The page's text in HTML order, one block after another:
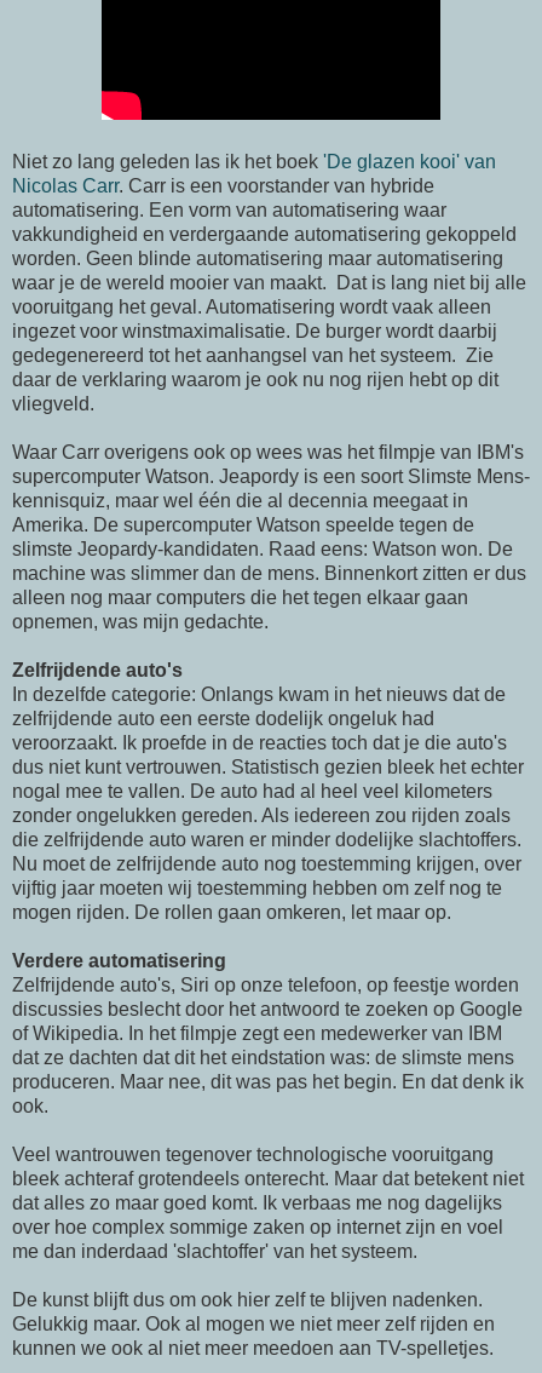
Niet zo lang geleden las ik het boek 'De glazen kooi' van
Nicolas Carr. Carr is een voorstander van hybride
automatisering. Een vorm van automatisering waar
vakkundigheid en verdergaande automatisering gekoppeld
worden. Geen blinde automatisering maar automatisering
waar je de wereld mooier van maakt. Dat is lang niet bij alle
vooruitgang het geval. Automatisering wordt vaak alleen
ingezet voor winstmaximalisatie. De burger wordt daarbij
gedegenereerd tot het aanhangsel van het systeem. Zie
daar de verklaring waarom je ook nu nog rijen hebt op dit
vliegveld.
Waar Carr overigens ook op wees was het filmpje van IBM's
supercomputer Watson. Jeapordy is een soort Slimste Mens-
kennisquiz, maar wel één die al decennia meegaat in
Amerika. De supercomputer Watson speelde tegen de
slimste Jeopardy-kandidaten. Raad eens: Watson won. De
machine was slimmer dan de mens. Binnenkort zitten er dus
alleen nog maar computers die het tegen elkaar gaan
opnemen, was mijn gedachte.
Zelfrijdende auto's
In dezelfde categorie: Onlangs kwam in het nieuws dat de
zelfrijdende auto een eerste dodelijk ongeluk had
veroorzaakt. Ik proefde in de reacties toch dat je die auto's
dus niet kunt vertrouwen. Statistisch gezien bleek het echter
nogal mee te vallen. De auto had al heel veel kilometers
zonder ongelukken gereden. Als iedereen zou rijden zoals
die zelfrijdende auto waren er minder dodelijke slachtoffers.
Nu moet de zelfrijdende auto nog toestemming krijgen, over
vijftig jaar moeten wij toestemming hebben om zelf nog te
mogen rijden. De rollen gaan omkeren, let maar op.
Verdere automatisering
Zelfrijdende auto's, Siri op onze telefoon, op feestje worden
discussies beslecht door het antwoord te zoeken op Google
of Wikipedia. In het filmpje zegt een medewerker van IBM
dat ze dachten dat dit het eindstation was: de slimste mens
produceren. Maar nee, dit was pas het begin. En dat denk ik
ook.
Veel wantrouwen tegenover technologische vooruitgang
bleek achteraf grotendeels onterecht. Maar dat betekent niet
dat alles zo maar goed komt. Ik verbaas me nog dagelijks
over hoe complex sommige zaken op internet zijn en voel
me dan inderdaad 'slachtoffer' van het systeem.
De kunst blijft dus om ook hier zelf te blijven nadenken.
Gelukkig maar. Ook al mogen we niet meer zelf rijden en
kunnen we ook al niet meer meedoen aan TV-spelletjes.